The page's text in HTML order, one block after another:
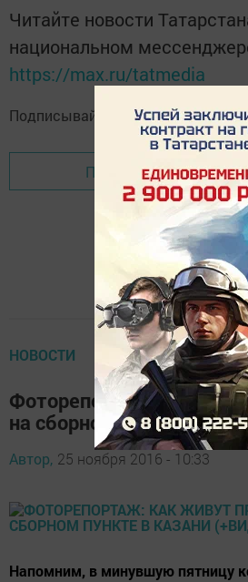
Читайте новости
национальном
https://max.ru/tatmedia
Подписывайтесь нателеграм-
Перейти на страницу
НОВОСТИ
Фоторепортаж: как
на сборном пункте в
Автор, 25 ноября 2016 - 10:33
Напомним, в минувшую пятницу